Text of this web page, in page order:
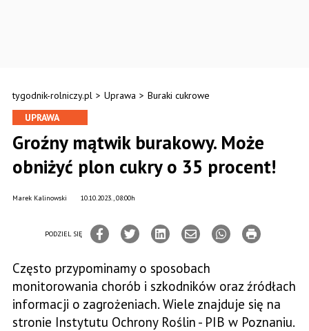
tygodnik-rolniczy.pl > Uprawa > Buraki cukrowe
UPRAWA
Groźny mątwik burakowy. Może
obniżyć plon cukry o 35 procent!
10.10.2023., 08:00h
Marek Kalinowski
PODZIEL SIĘ
Często przypominamy o sposobach
monitorowania chorób i szkodników oraz źródłach
informacji o zagrożeniach. Wiele znajduje się na
stronie Instytutu Ochrony Roślin - PIB w Poznaniu.